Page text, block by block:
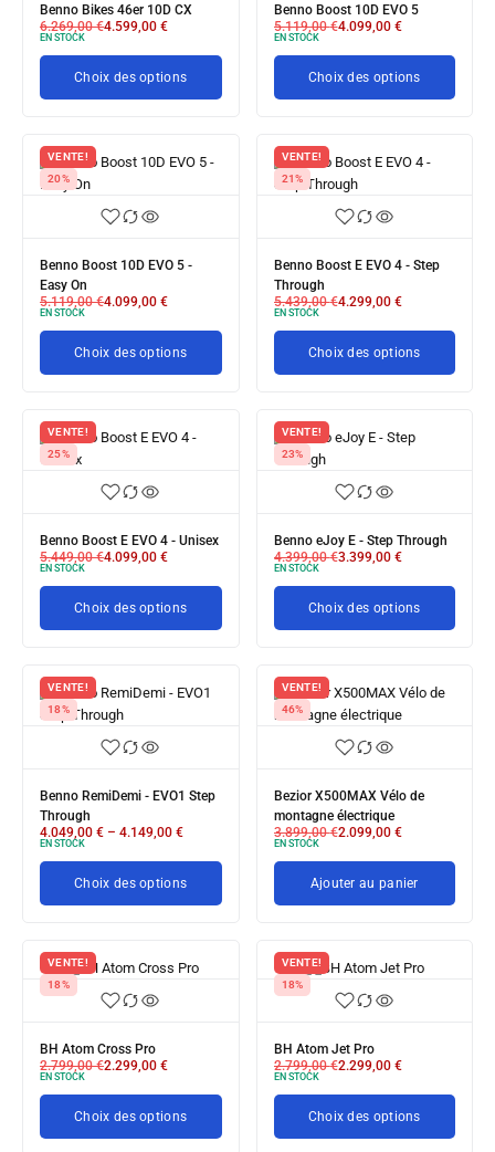
Benno Bikes 46er 10D CX
6.269,00€4.599,00 €
EN STOCK
Choix des options
Benno Boost 10D EVO 5
5.119,00€4.099,00 €
EN STOCK
Choix des options
VENTE!
20%
Benno Boost 10D EVO 5 -
Easy On
5.119,00€4.099,00 €
EN STOCK
Choix des options
VENTE!
21%
Benno Boost E EVO 4 - Step
Through
5.439,00€4.299,00 €
EN STOCK
Choix des options
VENTE!
25%
Benno Boost E EVO 4 - Unisex
5.449,00€4.099,00 €
EN STOCK
Choix des options
VENTE!
23%
Benno eJoy E - Step Through
4.399,00€3.399,00 €
EN STOCK
Choix des options
VENTE!
18%
Benno RemiDemi - EVO1 Step
Through
4.049,00 € – 4.149,00 €
EN STOCK
Choix des options
VENTE!
46%
Bezior X500MAX Vélo de
montagne électrique
3.899,00€2.099,00 €
EN STOCK
Ajouter au panier
VENTE!
18%
BH Atom Cross Pro
2.799,00€2.299,00 €
EN STOCK
Choix des options
VENTE!
18%
BH Atom Jet Pro
2.799,00€2.299,00 €
EN STOCK
Choix des options